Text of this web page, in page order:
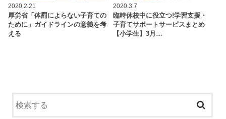
2020.2.21
厚労省「体罰によらない子育ての
ために」ガイドラインの意義を考
える
2020.3.7
臨時休校中に役立つ!学習支援・
子育てサポートサービスまとめ
【小学生】3月…